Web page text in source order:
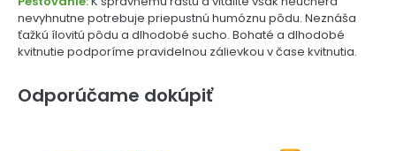
nevyhnutne potrebuje priepustnú humóznu pôdu. Neznáša
ťažkú ílovitú pôdu a dlhodobé sucho. Bohaté a dlhodobé
kvitnutie podporíme pravidelnou zálievkou v čase kvitnutia.
Odporúčame dokúpiť